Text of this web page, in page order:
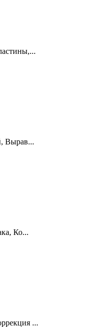
Вырав...
Ко...
...